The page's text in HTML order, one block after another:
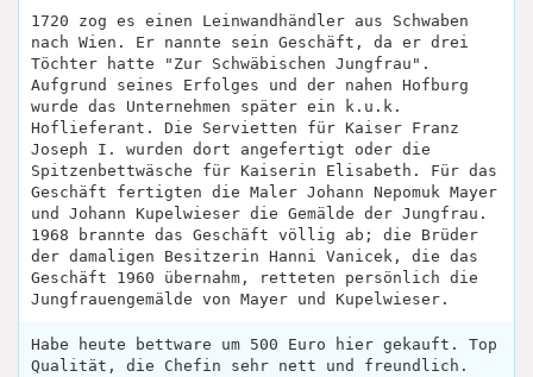
1720 zog es einen Leinwandhändler aus Schwaben
nach Wien. Er nannte sein Geschäft, da er drei
Töchter hatte "Zur Schwäbischen Jungfrau".
Aufgrund seines Erfolges und der nahen Hofburg
wurde das Unternehmen später ein k.u.k.
Hoflieferant. Die Servietten für Kaiser Franz
Joseph I. wurden dort angefertigt oder die
Spitzenbettwäsche für Kaiserin Elisabeth. Für das
Geschäft fertigten die Maler Johann Nepomuk Mayer
und Johann Kupelwieser die Gemälde der Jungfrau.
1968 brannte das Geschäft völlig ab; die Brüder
der damaligen Besitzerin Hanni Vanicek, die das
Geschäft 1960 übernahm, retteten persönlich die
Jungfrauengemälde von Mayer und Kupelwieser.
Habe heute bettware um 500 Euro hier gekauft. Top
Qualität, die Chefin sehr nett und freundlich.